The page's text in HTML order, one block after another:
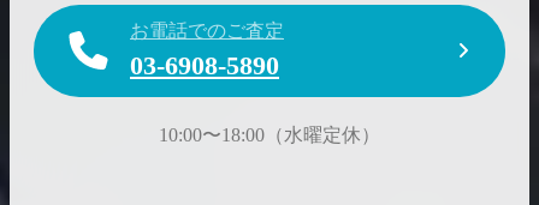
お電話でのご査定
03-6908-5890
10:00〜18:00（水曜定休）